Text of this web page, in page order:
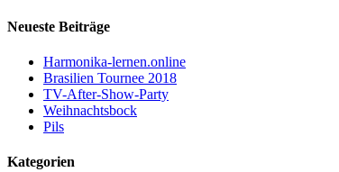
Neueste Beiträge
Harmonika-lernen.online
Brasilien Tournee 2018
TV-After-Show-Party
Weihnachtsbock
Pils
Kategorien